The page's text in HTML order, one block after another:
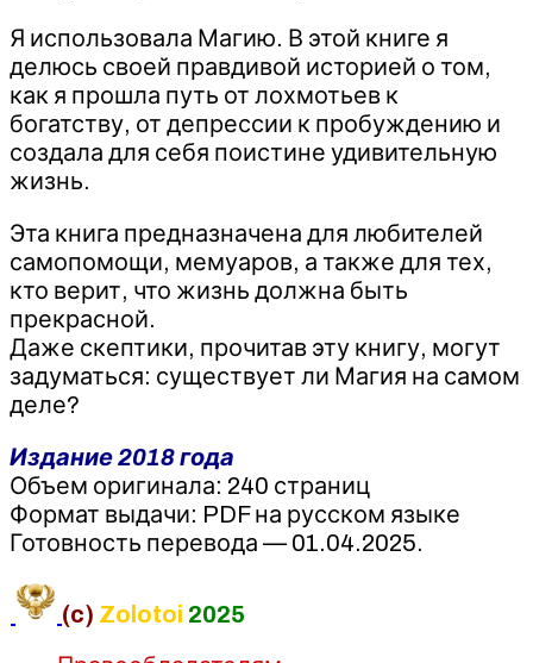
Я использовала Магию. В этой книге я
делюсь своей правдивой историей о том,
как я прошла путь от лохмотьев к
богатству, от депрессии к пробуждению и
создала для себя поистине удивительную
жизнь.
Эта книга предназначена для любителей
самопомощи, мемуаров, а также для тех,
кто верит, что жизнь должна быть
прекрасной.
Даже скептики, прочитав эту книгу, могут
задуматься: существует ли Магия на самом
деле?
Издание 2018 года
Объем оригинала: 240 страниц
Формат выдачи: PDF на русском языке
Готовность перевода — 01.04.2025.
(c) Zolotoi 2025